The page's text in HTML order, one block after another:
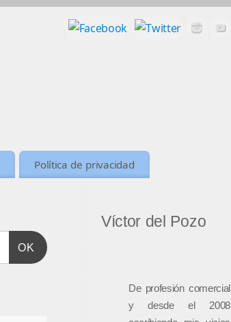
Política de privacidad
OK
Víctor del Pozo
De profesión comercial
y desde el 2008